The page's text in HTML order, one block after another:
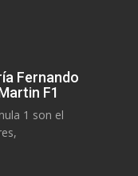
Fernando
F1
1 son el